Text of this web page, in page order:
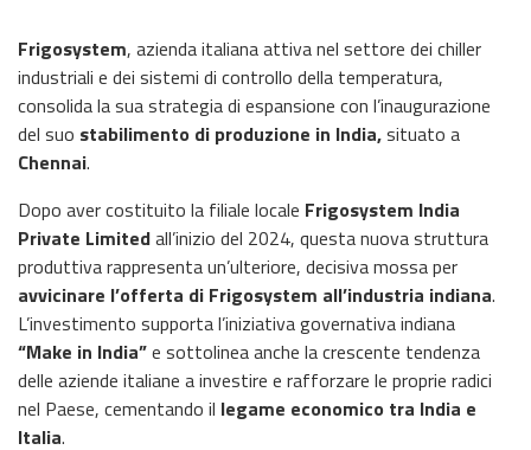
Frigosystem, azienda italiana attiva nel settore dei chiller
industriali e dei sistemi di controllo della temperatura,
consolida la sua strategia di espansione con l’inaugurazione
del suo stabilimento di produzione in India,situato a
Chennai.
Dopo aver costituito la filiale locale Frigosystem India
Private Limitedall’inizio del 2024, questa nuova struttura
produttiva rappresenta un’ulteriore, decisiva mossa per
avvicinare l’offerta di Frigosystem all’industria indiana.
L’investimento supporta l’iniziativa governativa indiana
“Make in India”e sottolinea anche la crescente tendenza
delle aziende italiane a investire e rafforzare le proprie radici
nel Paese, cementando il legame economico tra India e
Italia.